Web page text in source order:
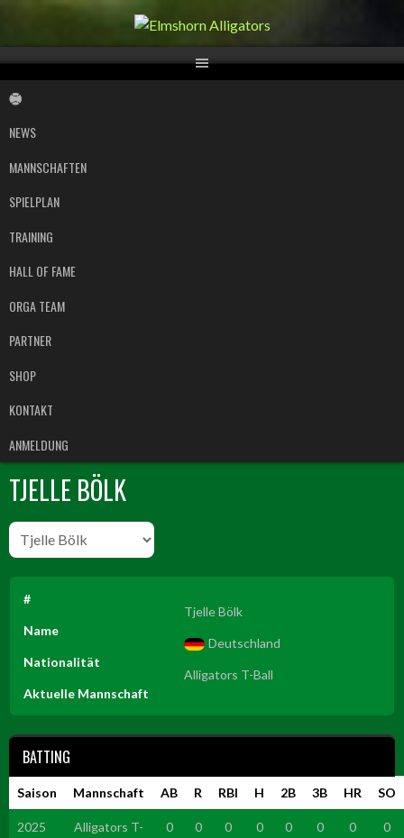
Inhalt
NEWS
MANNSCHAFTEN
SPIELPLAN
TRAINING
HALL OF FAME
ORGA TEAM
PARTNER
SHOP
KONTAKT
ANMELDUNG
TJELLE BÖLK
#
Name
Tjelle Bölk
Nationalität
Deutschland
Aktuelle Mannschaft
Alligators T-Ball
BATTING
Saison Mannschaft AB R RBI H 2B 3B HR SO
2025
Alligators T-
0 0 0 0 0 0 0 0